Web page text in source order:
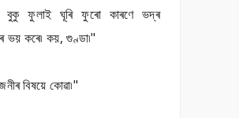
বুকু ফুলাই ঘূৰি ফুৰো কাৰণে ভদ্ৰ
ভয় কৰে৷ কয়, গুণ্ডা৷"
বিষয়ে কোৱা৷"